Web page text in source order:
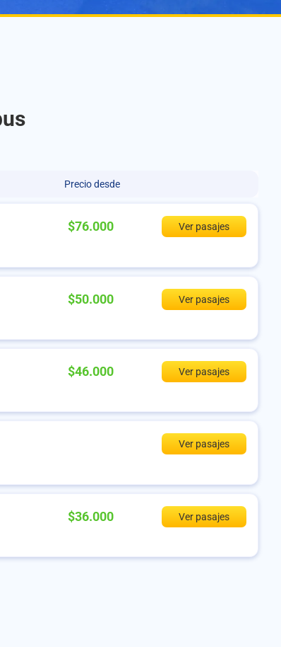
Precio desde
$76.000
Ver pasajes
$50.000
Ver pasajes
$46.000
Ver pasajes
Ver pasajes
$36.000
Ver pasajes